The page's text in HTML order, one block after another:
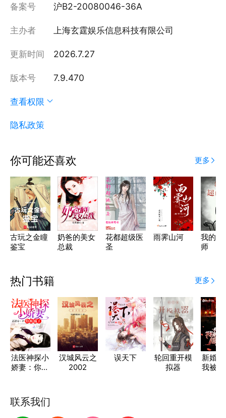
备案号 沪B2-20080046-36A
主办者 上海玄霆娱乐信息科技有限公司
更新时间 2026.7.27
版本号 7.9.470
查看权限
隐私政策
你可能还喜欢 更多
古玩之金瞳
鉴宝
奶爸的美女
总裁
花都超级医
圣
雨霁山河
我的超
师
热门书籍 更多
法医神探小
娇妻：你被
汉城风云之
2002
误天下
轮回重开模
拟器
新婚
我被
联系我们